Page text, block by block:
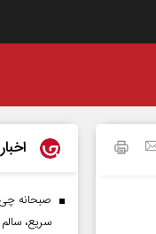
سریع،